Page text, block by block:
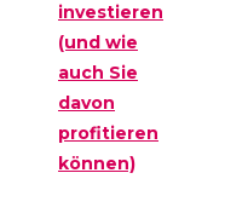
investieren
(und wie
auch Sie
davon
profitieren
können)